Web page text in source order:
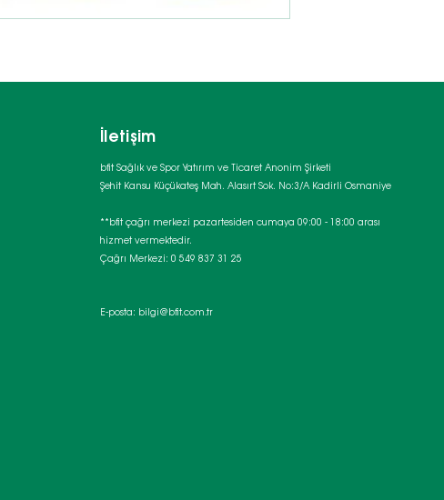
İletişim
bfit Sağlık ve Spor Yatırım ve Ticaret Anonim Şirketi
Şehit Kansu Küçükateş Mah. Alasırt Sok. No:3/A Kadirli Osmaniye
**bfit çağrı merkezi pazartesiden cumaya 09:00 - 18:00 arası
hizmet vermektedir.
Çağrı Merkezi: 0 549 837 31 25
E-posta: bilgi@bfit.com.tr